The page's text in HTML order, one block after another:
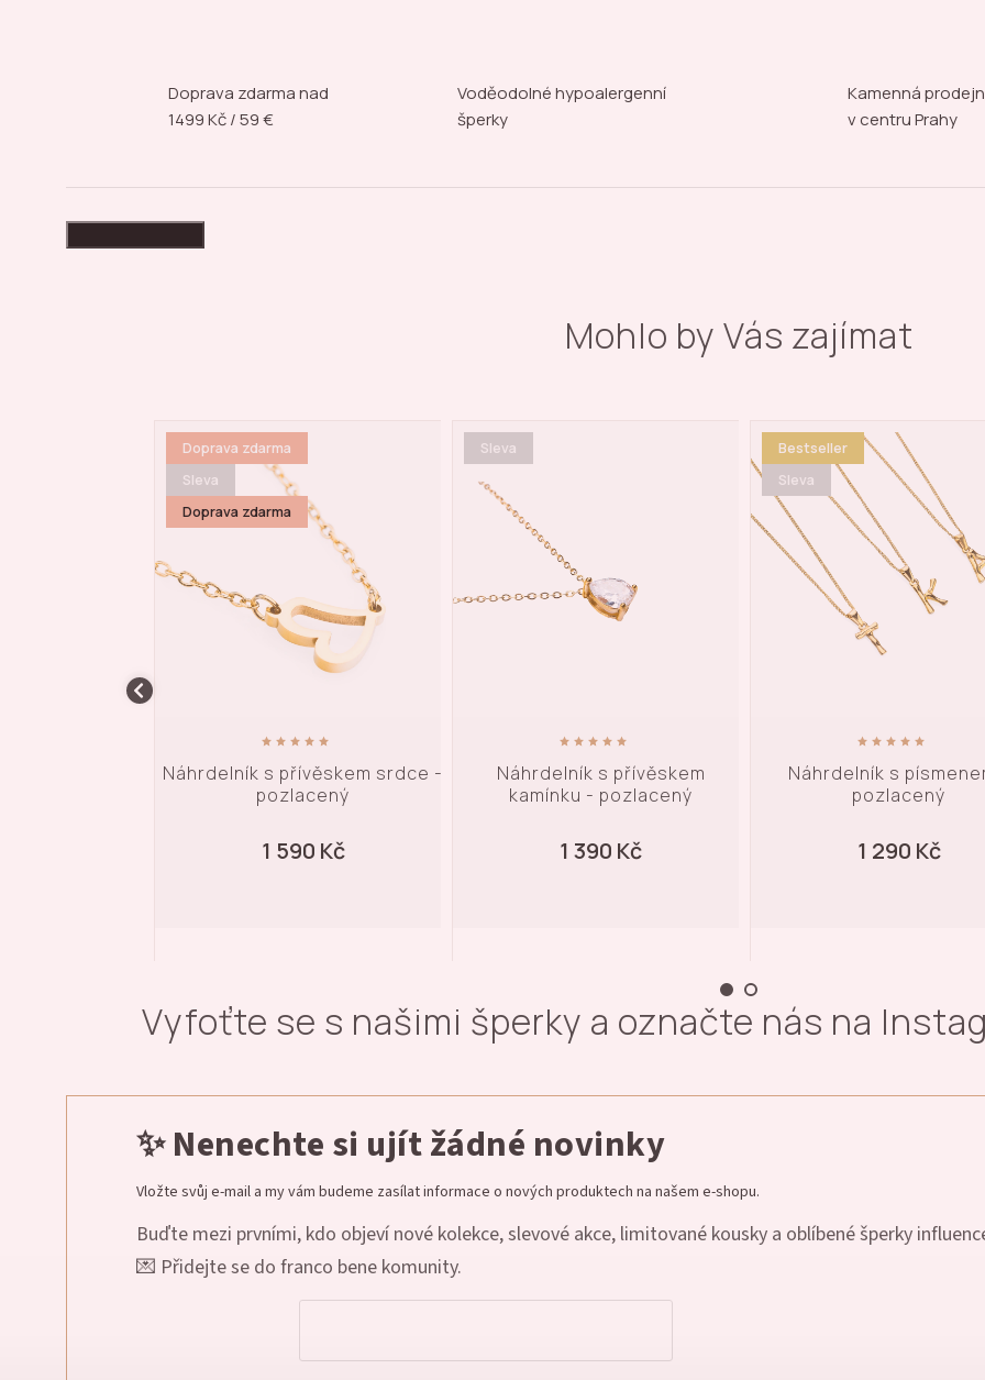
Doprava zdarma nad
1499 Kč / 59 €
Voděodolné hypoalergenní
šperky
Kamenná
v centru Prahy
Mohlo by Vás zajímat
Doprava zdarma
Sleva
Doprava zdarma
Náhrdelník s přívěskem srdce -
pozlacený
1 590 Kč
Sleva
Náhrdelník s přívěskem
kamínku - pozlacený
1 390 Kč
Bestseller
Sleva
Náhrdelník s
pozlacený
1 290 Kč
Vyfoťte se s našimi šperky a označte nás na
✨ Nenechte si ujít žádné novinky
Vložte svůj e-mail a my vám budeme zasílat informace o nových produktech na našem e-shopu.
Buďte mezi prvními, kdo objeví nové kolekce, slevové akce, limitované kousky a oblíbené šperky
💌 Přidejte se do franco bene komunity.